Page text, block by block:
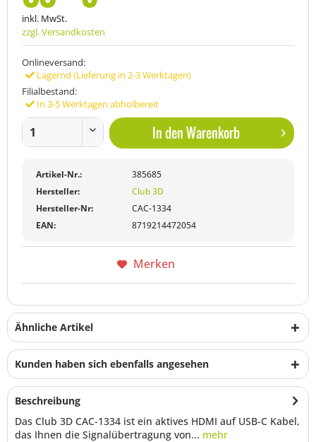
inkl. MwSt.
zzgl. Versandkosten
Onlineversand:
Lagernd (Lieferung in 2-3 Werktagen)
Filialbestand:
In 3-5 Werktagen abholbereit
In denWarenkorb
Artikel-Nr.:
385685
Hersteller:
Club 3D
Hersteller-Nr:
CAC-1334
EAN:
8719214472054
Merken
Ähnliche Artikel
Kunden haben sich ebenfalls angesehen
Beschreibung
Das Club 3D CAC-1334 ist ein aktives HDMI auf USB-C Kabel,
das Ihnen die Signalübertragung von... mehr